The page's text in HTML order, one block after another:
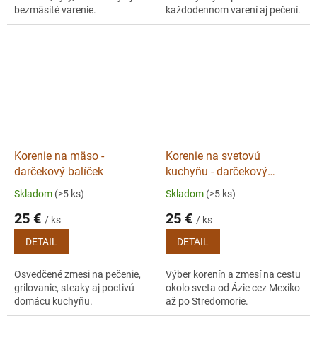
bezmäsité varenie.
každodennom varení aj pečení.
Korenie na mäso -
darčekový balíček
Skladom (>5 ks)
25 € / ks
DETAIL
Osvedčené zmesi na pečenie,
grilovanie, steaky aj poctivú
domácu kuchyňu.
Korenie na svetovú
kuchyňu - darčekový
balíček
Skladom (>5 ks)
25 € / ks
DETAIL
Výber korenín a zmesí na cestu
okolo sveta od Ázie cez Mexiko
až po Stredomorie.